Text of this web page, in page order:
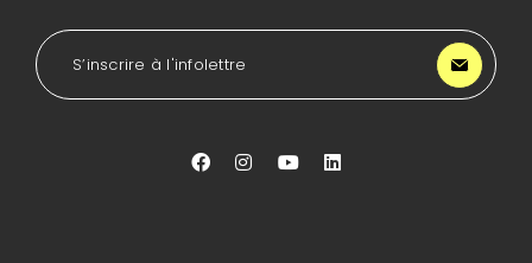
de
LA
S’inscrire à l'infolettre
Aller Aller Aller
Aller